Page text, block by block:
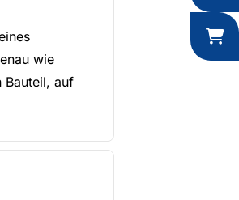
wie
Bauteil, auf